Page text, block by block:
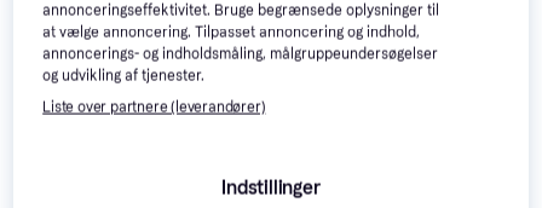
Elite Screens
Electric84H (16:9 84"
Electric)
4.7
Eldreven, 84 "
2.228 kr.
Eller 3 betalinger af 743 kr.
Elite Screens Manual
Series White (16:9 135"
Manual)
Manuel, 135 "
annonceringseffektivitet. Bruge begrænsede oplysninger til
at vælge annoncering. Tilpasset annoncering og indhold,
annoncerings- og indholdsmåling, målgruppeundersøgelser
og udvikling af tjenester.
Liste over partnere (leverandører)
Indstillinger